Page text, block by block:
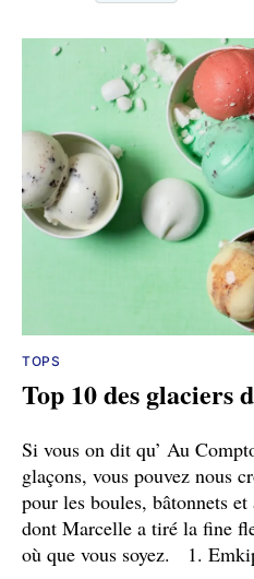
TOPS
Top 10 des glaciers
Si vous on dit qu’ Au
glaçons, vous pouvez nous
pour les boules, bâtonnets et
dont Marcelle a tiré la fine
où que vous soyez. 1.